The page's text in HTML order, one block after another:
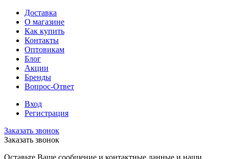
Доставка
О магазине
Как купить
Контакты
Оптовикам
Блог
Акции
Бренды
Вопрос-Ответ
Вход
Регистрация
Заказать звонок
Заказать звонок
Оставьте Ваше сообщение и контактные данные и наши